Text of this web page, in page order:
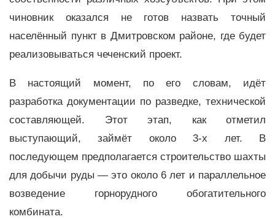
чиновник оказался не готов назвать точный
населённый пункт в Дмитровском районе, где будет
реализовываться чеченский проект.
В настоящий момент, по его словам, идёт
разработка документации по разведке, технической
составляющей. Этот этап, как отметил
выступающий, займёт около 3-х лет. В
последующем предполагается строительство шахты
для добычи руды — это около 6 лет и параллельное
возведение горнорудного обогатительного
комбината.